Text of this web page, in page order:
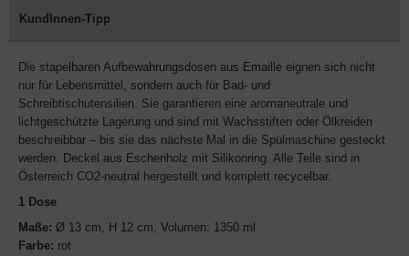
KundInnen-Tipp
Die stapelbaren Aufbewahrungsdosen aus Emaille eignen sich nicht
nur für Lebensmittel, sondern auch für Bad- und
Schreibtischutensilien. Sie garantieren eine aromaneutrale und
lichtgeschützte Lagerung und sind mit Wachsstiften oder Ölkreiden
beschreibbar – bis sie das nächste Mal in die Spülmaschine gesteckt
werden. Deckel aus Eschenholz mit Silikonring. Alle Teile sind in
Österreich CO2-neutral hergestellt und komplett recycelbar.
1 Dose
Maße: Ø 13 cm, H 12 cm, Volumen: 1350 ml
Farbe: rot